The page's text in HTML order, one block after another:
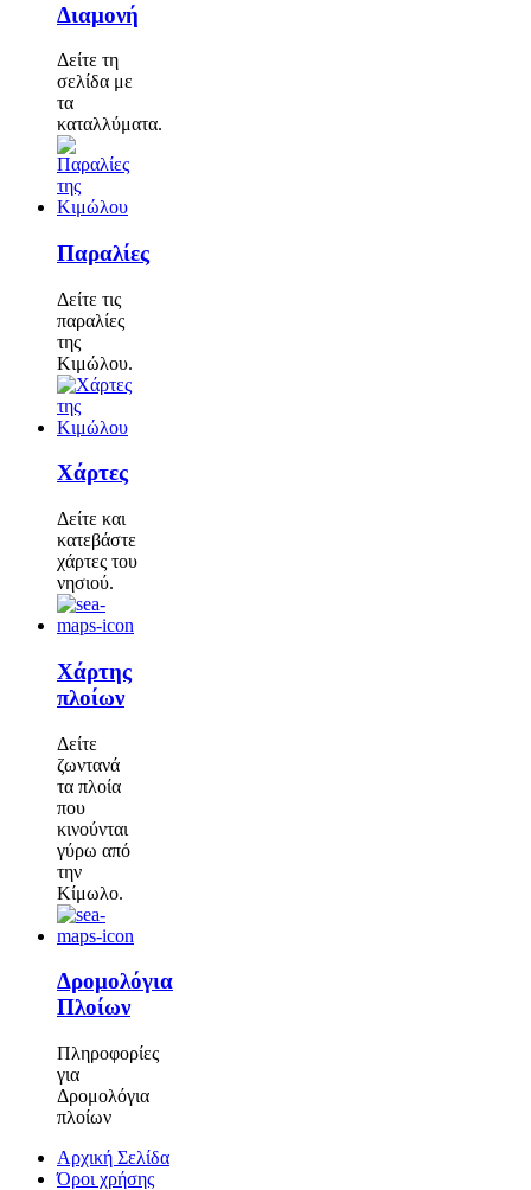
Διαμονή
Δείτε τη
σελίδα με
τα
καταλλύματα.
Παραλίες
Δείτε τις
παραλίες
της
Κιμώλου.
Χάρτες
Δείτε και
κατεβάστε
χάρτες του
νησιού.
Χάρτης
πλοίων
Δείτε
ζωντανά
τα πλοία
που
κινούνται
γύρω από
την
Κίμωλο.
Δρομολόγια
Πλοίων
Πληροφορίες
για
Δρομολόγια
πλοίων
Αρχική Σελίδα
Όροι χρήσης